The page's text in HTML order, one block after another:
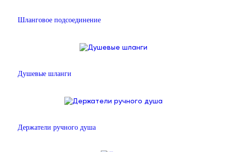
Шланговое подсоединение
Душевые шланги
Держатели ручного душа